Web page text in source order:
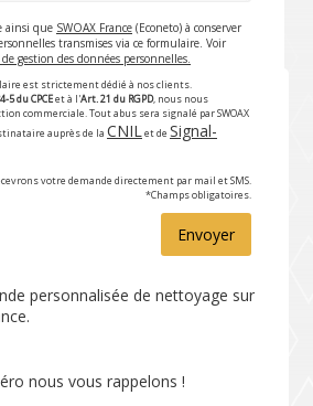
ainsi que SWOAX France (Econeto) à conserver
transmises via ce formulaire. Voir
gestion des données personnelles.
est strictement dédié à nos clients.
5 du CPCEet à l'Art. 21 du RGPD, nous nous
commerciale. Tout abus sera signalé par SWOAX
auprès de la CNILet de Signal-
votre demande directement par mail et SMS.
*Champs obligatoires.
Envoyer
personnalisée de nettoyage sur
nous vous rappelons !